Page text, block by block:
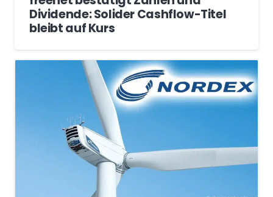
Dividende: Solider Cashflow-Titel
bleibt auf Kurs